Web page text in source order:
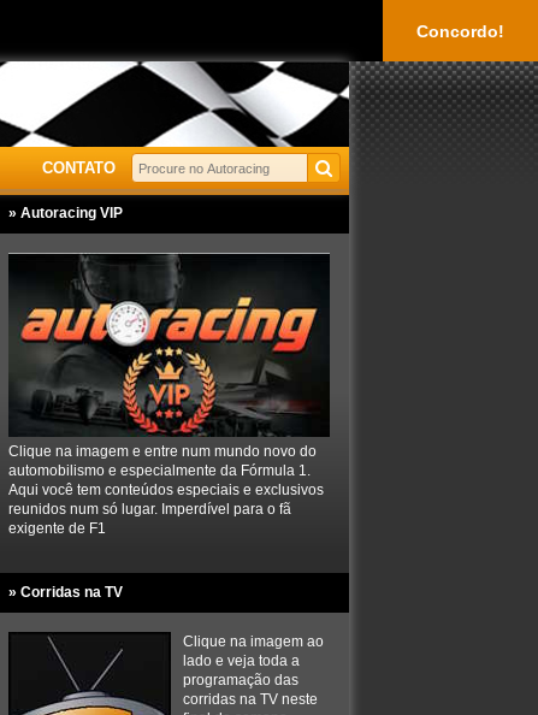
Concordo!
CONTATO
» Autoracing VIP
Clique na imagem e entre num mundo novo do
automobilismo e especialmente da Fórmula 1.
Aqui você tem conteúdos especiais e exclusivos
reunidos num só lugar. Imperdível para o fã
exigente de F1
» Corridas na TV
Clique na imagem ao
lado e veja toda a
programação das
corridas na TV neste